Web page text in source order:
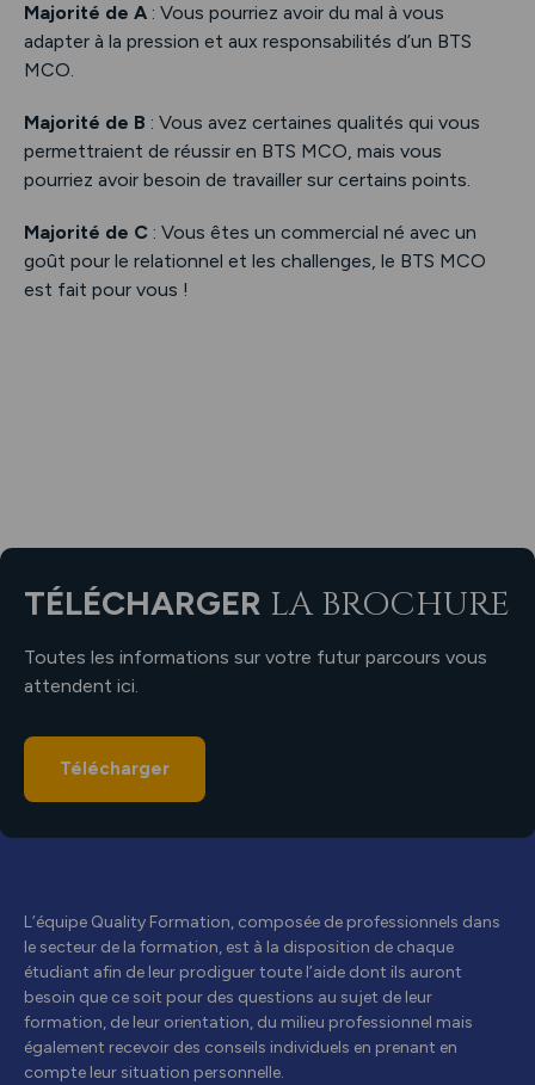
Majorité de A : Vous pourriez avoir du mal à vous
adapter à la pression et aux responsabilités d’un BTS
MCO.
Majorité de B : Vous avez certaines qualités qui vous
permettraient de réussir en BTS MCO, mais vous
pourriez avoir besoin de travailler sur certains points.
Majorité de C : Vous êtes un commercial né avec un
goût pour le relationnel et les challenges, le BTS MCO
est fait pour vous !
TÉLÉCHARGER LA BROCHURE
Toutes les informations sur votre futur parcours vous
attendent ici.
Télécharger
L’équipe Quality Formation, composée de professionnels dans
le secteur de la formation, est à la disposition de chaque
étudiant afin de leur prodiguer toute l’aide dont ils auront
besoin que ce soit pour des questions au sujet de leur
formation, de leur orientation, du milieu professionnel mais
également recevoir des conseils individuels en prenant en
compte leur situation personnelle.